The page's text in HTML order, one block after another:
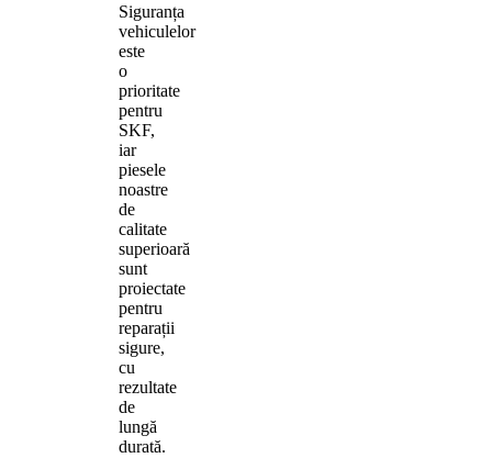
Siguranța
vehiculelor
este
o
prioritate
pentru
SKF,
iar
piesele
noastre
de
calitate
superioară
sunt
proiectate
pentru
reparații
sigure,
cu
rezultate
de
lungă
durată.